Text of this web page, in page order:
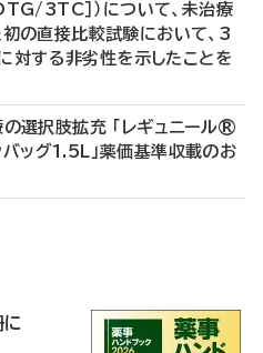
3TC］）について、未治療
の直接比較試験において、3
する非劣性を示したことを
選択肢拡充 「レギュニール®
ッグ1.5L」薬価基準収載のお